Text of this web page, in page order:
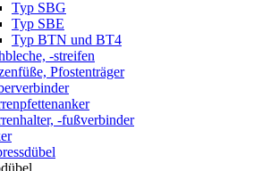
Typ SBG
Typ SBE
Typ BTN und BT4
-streifen
Pfostenträger
-fußverbinder